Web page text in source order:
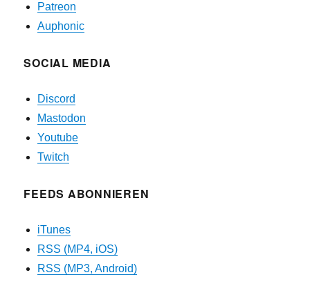
Patreon
Auphonic
SOCIAL MEDIA
Discord
Mastodon
Youtube
Twitch
FEEDS ABONNIEREN
iTunes
RSS (MP4, iOS)
RSS (MP3, Android)